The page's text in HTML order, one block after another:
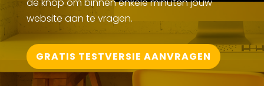
de knop om binnen enkele minuten jouw
website aan te vragen.
GRATIS TESTVERSIE AANVRAGEN